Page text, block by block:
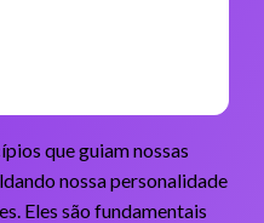
que guiam nossas
nossa personalidade
Eles são fundamentais